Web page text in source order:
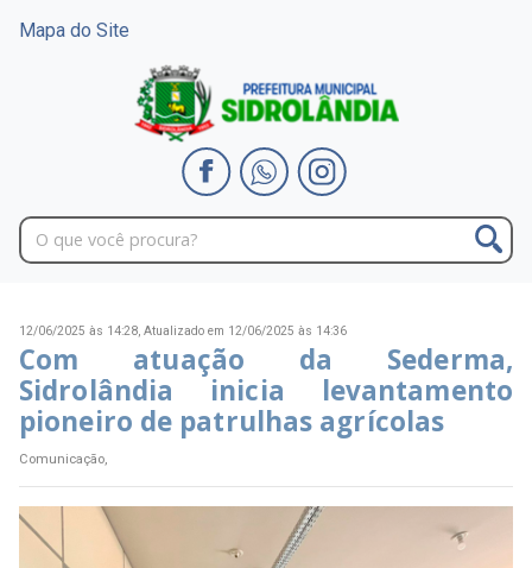
Mapa do Site
12/06/2025 às 14:28, Atualizado em 12/06/2025 às 14:36
Com atuação da Sederma,
Sidrolândia inicia levantamento
pioneiro de patrulhas agrícolas
Comunicação,